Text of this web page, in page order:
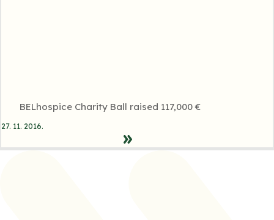
BELhospice Charity Ball raised 117,000 €
27. 11. 2016.